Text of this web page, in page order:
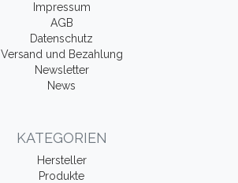
Impressum
AGB
Datenschutz
Versand und Bezahlung
Newsletter
News
KATEGORIEN
Hersteller
Produkte